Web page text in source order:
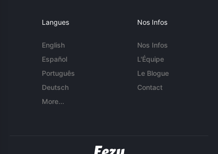
Langues
English
Español
Português
Deutsch
More...
Nos Infos
Nos Infos
L'Équipe
Le Blogue
Contact